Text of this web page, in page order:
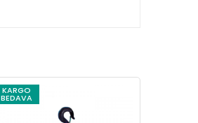
KARGO
BEDAVA